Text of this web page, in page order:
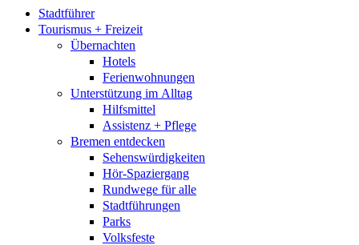
Stadtführer
Tourismus + Freizeit
Übernachten
Hotels
Ferienwohnungen
Unterstützung im Alltag
Hilfsmittel
Assistenz + Pflege
Bremen entdecken
Sehenswürdigkeiten
Hör-Spaziergang
Rundwege für alle
Stadtführungen
Parks
Volksfeste